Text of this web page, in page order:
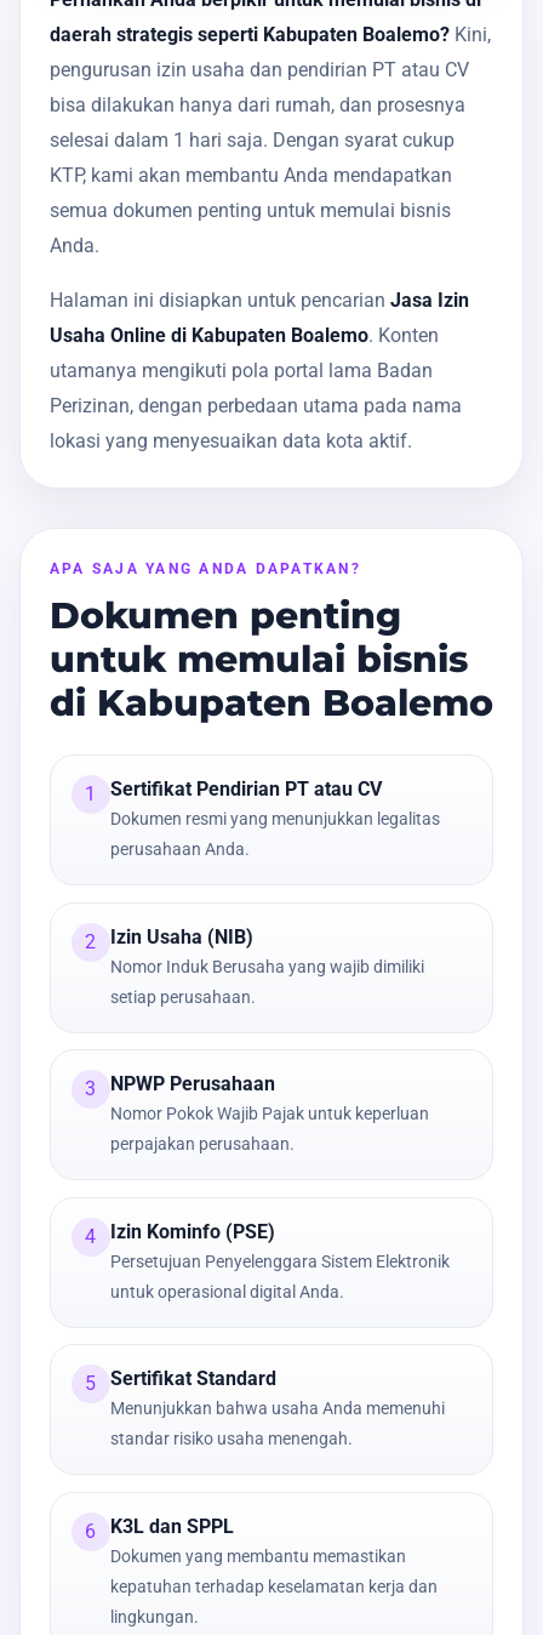
daerah strategis seperti Kabupaten Boalemo? Kini,
pengurusan izin usaha dan pendirian PT atau CV
bisa dilakukan hanya dari rumah, dan prosesnya
selesai dalam 1 hari saja. Dengan syarat cukup
KTP, kami akan membantu Anda mendapatkan
semua dokumen penting untuk memulai bisnis
Anda.
Halaman ini disiapkan untuk pencarian Jasa Izin
Usaha Online di Kabupaten Boalemo. Konten
utamanya mengikuti pola portal lama Badan
Perizinan, dengan perbedaan utama pada nama
lokasi yang menyesuaikan data kota aktif.
APA SAJA YANG ANDA DAPATKAN?
Dokumen penting
untuk memulai bisnis
di Kabupaten Boalemo
1 Sertifikat Pendirian PT atau CV
Dokumen resmi yang menunjukkan legalitas
perusahaan Anda.
2 Izin Usaha (NIB)
Nomor Induk Berusaha yang wajib dimiliki
setiap perusahaan.
3 NPWP Perusahaan
Nomor Pokok Wajib Pajak untuk keperluan
perpajakan perusahaan.
4 Izin Kominfo (PSE)
Persetujuan Penyelenggara Sistem Elektronik
untuk operasional digital Anda.
5 Sertifikat Standard
Menunjukkan bahwa usaha Anda memenuhi
standar risiko usaha menengah.
6 K3L dan SPPL
Dokumen yang membantu memastikan
kepatuhan terhadap keselamatan kerja dan
lingkungan.